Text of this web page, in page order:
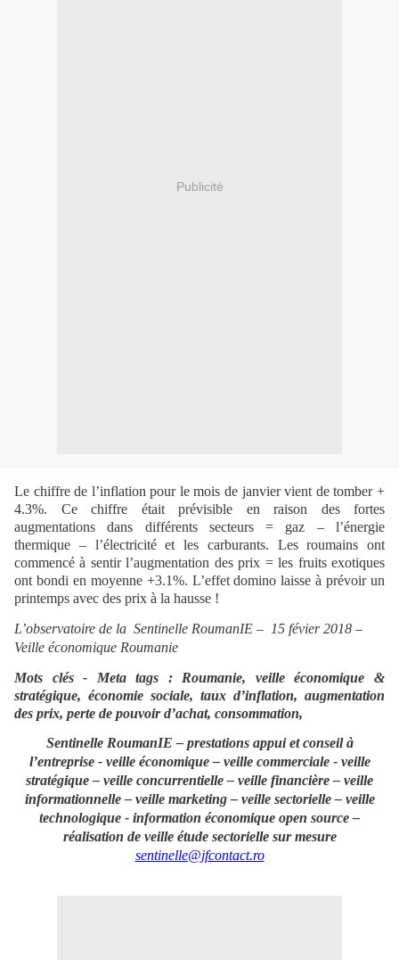
Publicité
Le chiffre de l’inflation pour le mois de janvier vient de tomber +
4.3%. Ce chiffre était prévisible en raison des fortes
augmentations dans différents secteurs = gaz – l’énergie
thermique – l’électricité et les carburants. Les roumains ont
commencé à sentir l’augmentation des prix = les fruits exotiques
ont bondi en moyenne +3.1%. L’effet domino laisse à prévoir un
printemps avec des prix à la hausse !
L’observatoire de la Sentinelle RoumanIE – 15 févier 2018 –
Veille économique Roumanie
Mots clés - Meta tags : Roumanie, veille économique &
stratégique, économie sociale, taux d’inflation, augmentation
des prix, perte de pouvoir d’achat, consommation,
Sentinelle RoumanIE – prestations appui et conseil à
l’entreprise - veille économique – veille commerciale - veille
stratégique – veille concurrentielle – veille financière – veille
informationnelle – veille marketing – veille sectorielle – veille
technologique - information économique open source–
réalisation de veille étude sectorielle sur mesure
sentinelle@jfcontact.ro